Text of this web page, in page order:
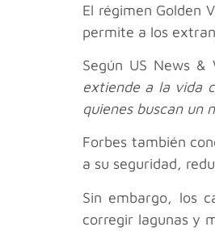
El régimen Golden
permite a los
Según US News &
extiende a la vida
quienes buscan un
Forbes también
a su seguridad,
Sin embargo, los
corregir lagunas y